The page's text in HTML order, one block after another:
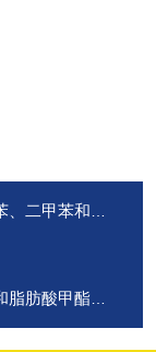
硝基苯分析方法
分析应用案例